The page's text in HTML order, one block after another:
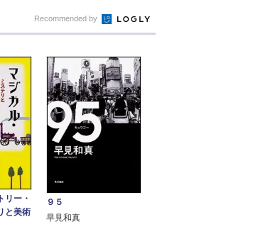
Recommended by
リー・
と美術
９５
早見和真